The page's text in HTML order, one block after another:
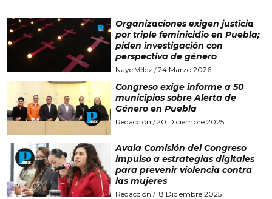
Organizaciones exigen justicia
por triple feminicidio en Puebla;
piden investigación con
perspectiva de género
Naye Vélez /24 Marzo 2026
Congreso exige informe a 50
municipios sobre Alerta de
Género en Puebla
Redacción /20 Diciembre 2025
Avala Comisión del Congreso
impulso a estrategias digitales
para prevenir violencia contra
las mujeres
Redacción /18 Diciembre 2025